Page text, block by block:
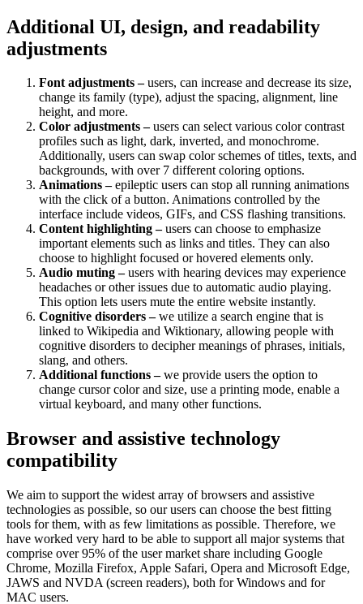
Additional UI, design, and readability
adjustments
Font adjustments –users, can increase and decrease its size,
change its family (type), adjust the spacing, alignment, line
height, and more.
Color adjustments –users can select various color contrast
profiles such as light, dark, inverted, and monochrome.
Additionally, users can swap color schemes of titles, texts, and
backgrounds, with over 7 different coloring options.
Animations –epileptic users can stop all running animations
with the click of a button. Animations controlled by the
interface include videos, GIFs, and CSS flashing transitions.
Content highlighting –users can choose to emphasize
important elements such as links and titles. They can also
choose to highlight focused or hovered elements only.
Audio muting –users with hearing devices may experience
headaches or other issues due to automatic audio playing.
This option lets users mute the entire website instantly.
Cognitive disorders –we utilize a search engine that is
linked to Wikipedia and Wiktionary, allowing people with
cognitive disorders to decipher meanings of phrases, initials,
slang, and others.
Additional functions –we provide users the option to
change cursor color and size, use a printing mode, enable a
virtual keyboard, and many other functions.
Browser and assistive technology
compatibility
We aim to support the widest array of browsers and assistive
technologies as possible, so our users can choose the best fitting
tools for them, with as few limitations as possible. Therefore, we
have worked very hard to be able to support all major systems that
comprise over 95% of the user market share including Google
Chrome, Mozilla Firefox, Apple Safari, Opera and Microsoft Edge,
JAWS and NVDA (screen readers), both for Windows and for
MAC users.